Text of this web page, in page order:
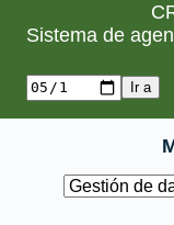
Sistema de